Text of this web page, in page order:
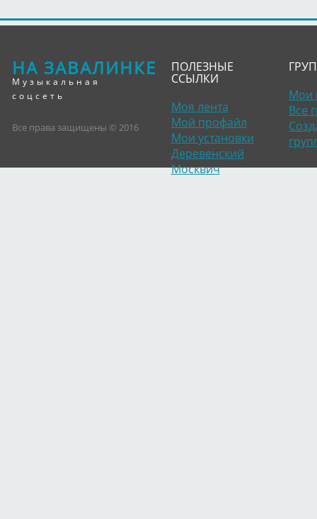
НА ЗАВАЛИНКЕ
Музыкальная
соцсеть
Все права защищены © 2016
ПОЛЕЗНЫЕ
ССЫЛКИ
Моя лента
Мой профайл
Мои установки
Деревенский
Москвич
Мои
Все